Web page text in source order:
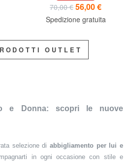
70,00 € 56,00 €
Spedizione gratuita
OUTLET
e Donna: scopri le nuove
selezione di abbigliamento per lui e
in ogni occasione con stile e